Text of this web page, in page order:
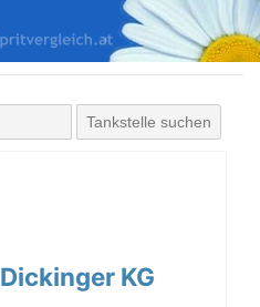
Tankstelle suchen
KG